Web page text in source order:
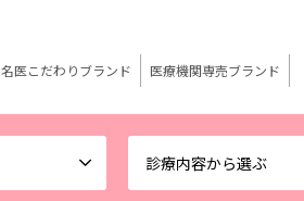
診療内容から選ぶ
名医こだわりブランド 医療機関専売ブランド